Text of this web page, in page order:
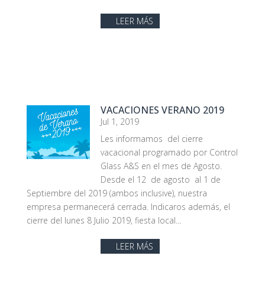
LEER MÁS
VACACIONES VERANO 2019
Jul 1, 2019
Les informamos del cierre
vacacional programado por Control
Glass A&S en el mes de Agosto.
Desde el 12 de agosto al 1 de
Septiembre del 2019 (ambos inclusive), nuestra
empresa permanecerá cerrada. Indicaros además, el
cierre del lunes 8 Julio 2019, fiesta local...
LEER MÁS